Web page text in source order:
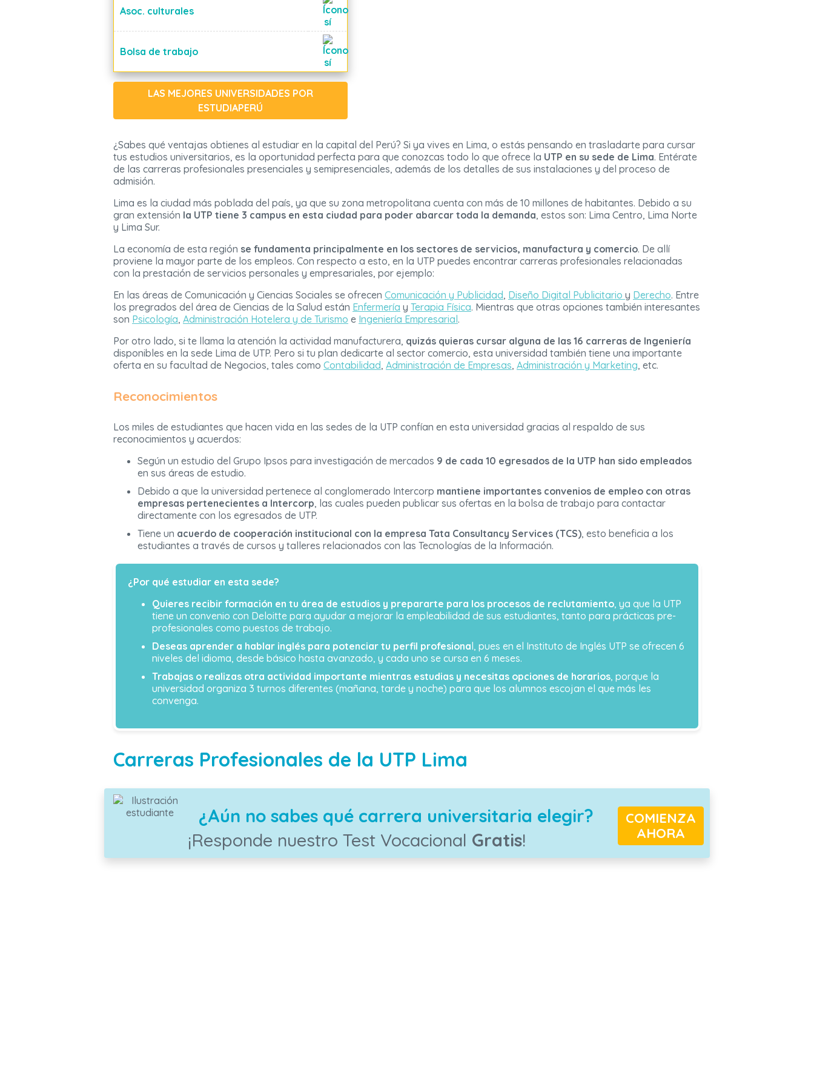
Asoc. culturales
Bolsa de trabajo
LAS MEJORES UNIVERSIDADES POR
ESTUDIAPERÚ
¿Sabes qué ventajas obtienes al estudiar en la capital del Perú? Si ya vives en Lima, o estás pensando en trasladarte para cursar
tus estudios universitarios, es la oportunidad perfecta para que conozcas todo lo que ofrece la UTP en su sede de Lima. Entérate
de las carreras profesionales presenciales y semipresenciales, además de los detalles de sus instalaciones y del proceso de
admisión.
Lima es la ciudad más poblada del país, ya que su zona metropolitana cuenta con más de 10 millones de habitantes. Debido a su
gran extensión la UTP tiene 3 campus en esta ciudad para poder abarcar toda la demanda, estos son: Lima Centro, Lima Norte
y Lima Sur.
La economía de esta región se fundamenta principalmente en los sectores de servicios, manufactura y comercio. De allí
proviene la mayor parte de los empleos. Con respecto a esto, en la UTP puedes encontrar carreras profesionales relacionadas
con la prestación de servicios personales y empresariales, por ejemplo:
En las áreas de Comunicación y Ciencias Sociales se ofrecen Comunicación y Publicidad, Diseño Digital Publicitario y Derecho. Entre
los pregrados del área de Ciencias de la Salud están Enfermería y Terapia Física. Mientras que otras opciones también interesantes
son Psicología, Administración Hotelera y de Turismo e Ingeniería Empresarial.
Por otro lado, si te llama la atención la actividad manufacturera, quizás quieras cursar alguna de las 16 carreras de Ingeniería
disponibles en la sede Lima de UTP. Pero si tu plan dedicarte al sector comercio, esta universidad también tiene una importante
oferta en su facultad de Negocios, tales como Contabilidad, Administración de Empresas, Administración y Marketing, etc.
Reconocimientos
Los miles de estudiantes que hacen vida en las sedes de la UTP confían en esta universidad gracias al respaldo de sus
reconocimientos y acuerdos:
Según un estudio del Grupo Ipsos para investigación de mercados 9 de cada 10 egresados de la UTP han sido empleados
en sus áreas de estudio.
Debido a que la universidad pertenece al conglomerado Intercorp mantiene importantes convenios de empleo con otras
empresas pertenecientes a Intercorp, las cuales pueden publicar sus ofertas en la bolsa de trabajo para contactar
directamente con los egresados de UTP.
Tiene un acuerdo de cooperación institucional con la empresa Tata Consultancy Services (TCS), esto beneficia a los
estudiantes a través de cursos y talleres relacionados con las Tecnologías de la Información.
¿Por qué estudiar en esta sede?
Quieres recibir formación en tu área de estudios y prepararte para los procesos de reclutamiento, ya que la UTP
tiene un convenio con Deloitte para ayudar a mejorar la empleabilidad de sus estudiantes, tanto para prácticas pre-
profesionales como puestos de trabajo.
Deseas aprender a hablar inglés para potenciar tu perfil profesional, pues en el Instituto de Inglés UTP se ofrecen 6
niveles del idioma, desde básico hasta avanzado, y cada uno se cursa en 6 meses.
Trabajas o realizas otra actividad importante mientras estudias y necesitas opciones de horarios, porque la
universidad organiza 3 turnos diferentes (mañana, tarde y noche) para que los alumnos escojan el que más les
convenga.
Carreras Profesionales de la UTP Lima
¿Aún no sabes qué carrera universitaria elegir?
¡Responde nuestro Test Vocacional Gratis!
COMIENZA
AHORA